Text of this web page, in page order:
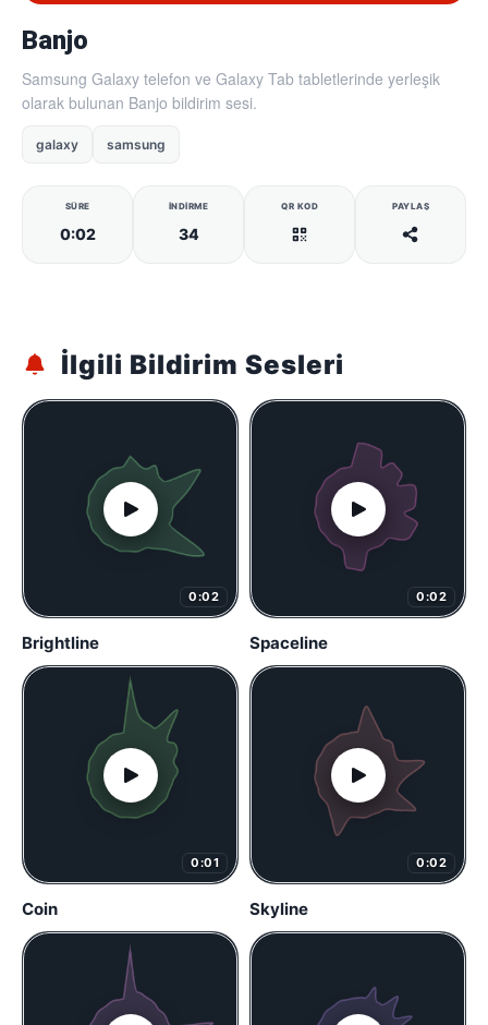
Banjo
Samsung Galaxy telefon ve Galaxy Tab tabletlerinde yerleşik
olarak bulunan Banjo bildirim sesi.
galaxy samsung
SÜRE
0:02
İNDIRME
34
QR KOD PAYLAŞ
İlgili Bildirim Sesleri
0:02
Brightline
0:02
Spaceline
0:01
Coin
0:02
Skyline